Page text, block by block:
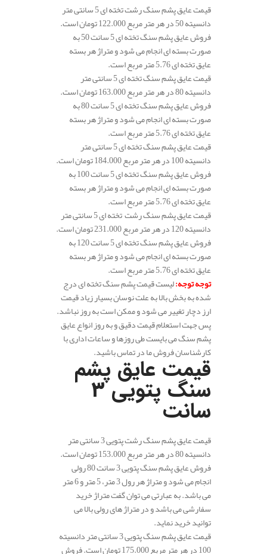
قیمت عایق پشم سنگ رشت تخته ای 5 سانتی متر
دانسیته 50 در هر متر مربع 122.000 تومان است.
فروش عایق پشم سنگ تخته ای 5 سانت 50 به
صورت بسته ای انجام می شود و متراژ هر بسته
عایق تخته ای 5.76 متر مربع است.
قیمت عایق پشم سنگ تخته ای 5 سانتی متر
دانسیته 80 در هر متر مربع 163.000 تومان است.
فروش عایق پشم سنگ تخته ای 5 سانت 80 به
صورت بسته ای انجام می شود و متراژ هر بسته
عایق تخته ای 5.76 متر مربع است.
قیمت عایق پشم سنگ تخته ای 5 سانتی متر
دانسیته 100 در هر متر مربع 184.000 تومان است.
فروش عایق پشم سنگ تخته ای 5 سانت 100 به
صورت بسته ای انجام می شود و متراژ هر بسته
عایق تخته ای 5.76 متر مربع است.
قیمت عایق پشم سنگ رشت تخته ای 5 سانتی متر
دانسیته 120 در هر متر مربع 231.000 تومان است.
فروش عایق پشم سنگ تخته ای 5 سانت 120 به
صورت بسته ای انجام می شود و متراژ هر بسته
عایق تخته ای 5.76 متر مربع است.
توجه توجه:لیست قیمت پشم سنگ تخته ای درج
شده به بخش بالا به علت نوسان بسیار زیاد قیمت
ارز دچار تغییر می شود و ممکن است به روز نباشد.
پس جهت استعلام قیمت دقیق و به روز انواع عایق
پشم سنگ می بایست طی روزها و ساعات اداری با
کارشناسان فروش ما در تماس باشید.
قیمت عایق پشم
سنگ پتویی 3
سانت
قیمت عایق پشم سنگ رشت پتویی 3 سانتی متر
دانسیته 80 در هر متر مربع 153.000 تومان است.
فروش عایق پشم سنگ پتویی 3 سانت 80 رولی
انجام می شود و متراژ هر رول 3 متر، 5 متر و 6 متر
می باشد. به عبارتی می توان گفت متراژ خرید
سفارشی می باشد و در متراژ های رولی بالا می
توانید خرید نماید.
قیمت عایق پشم سنگ پتویی 3 سانتی متر دانسیته
100 در هر متر مربع 175.000 تومان است. فروش